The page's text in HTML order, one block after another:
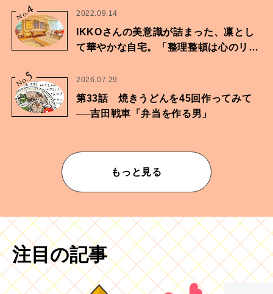
No.
4 2022.09.14
IKKOさんの美意識が詰まった、凛とし
て華やかな自宅。「整理整頓は心のリズ
No.
5 2026.07.29
第33話 焼きうどんを45回作ってみて
──吉田戦車「弁当を作る男」
もっと見る
注目の記事